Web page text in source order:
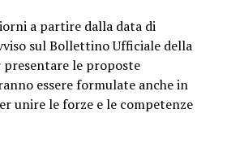
a partire dalla data di
sul Bollettino Ufficiale della
presentare le proposte
essere formulate anche in
unire le forze e le competenze